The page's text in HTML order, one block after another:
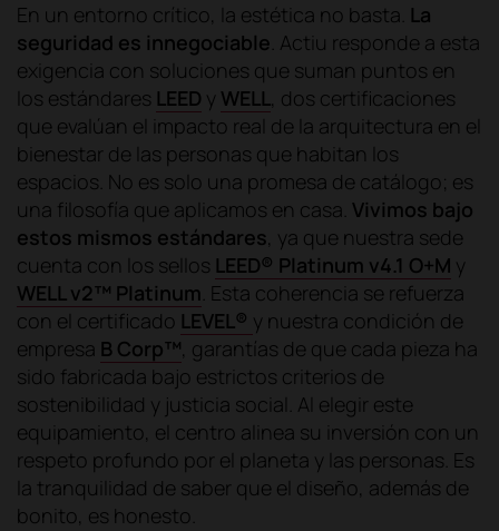
En un entorno crítico, la estética no basta. La
seguridad es innegociable. Actiu responde a esta
exigencia con soluciones que suman puntos en
los estándares LEED y WELL, dos certificaciones
que evalúan el impacto real de la arquitectura en el
bienestar de las personas que habitan los
espacios. No es solo una promesa de catálogo; es
una filosofía que aplicamos en casa. Vivimos bajo
estos mismos estándares, ya que nuestra sede
cuenta con los sellos LEED® Platinum v4.1 O+M y
WELL v2™ Platinum. Esta coherencia se refuerza
con el certificado LEVEL® y nuestra condición de
empresa B Corp™, garantías de que cada pieza ha
sido fabricada bajo estrictos criterios de
sostenibilidad y justicia social. Al elegir este
equipamiento, el centro alinea su inversión con un
respeto profundo por el planeta y las personas. Es
la tranquilidad de saber que el diseño, además de
bonito, es honesto.